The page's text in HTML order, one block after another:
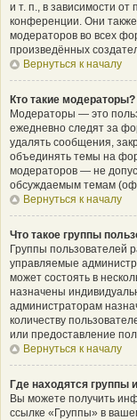
и т. п., в зависимости
конференции. Они
модераторов во всех
произведённых
Вернуться к началу
Кто такие модераторы?
Модераторы — это
ежедневно следят за
удалять сообщения,
объединять темы на
модераторов — не
обсуждаемым темам
Вернуться к началу
Что такое группы
Группы пользователей
управляемые
может состоять в
назначены
администраторам
количеству
или предоставление
Вернуться к началу
Где находятся группы
Вы можете получить
ссылке «Группы» в